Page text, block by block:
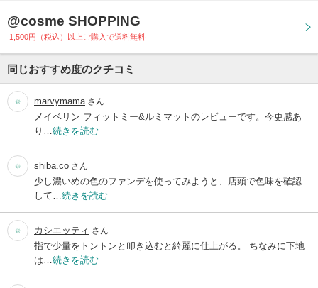
@cosme SHOPPING
1,500円（税込）以上ご購入で送料無料
同じおすすめ度のクチコミ
marvymama さん
メイベリン フィットミー&ルミマットのレビューです。今更感あ
り… 続きを読む
shiba.co さん
少し濃いめの色のファンデを使ってみようと、店頭で色味を確認
して… 続きを読む
カシエッティ さん
指で少量をトントンと叩き込むと綺麗に仕上がる。 ちなみに下地
は… 続きを読む